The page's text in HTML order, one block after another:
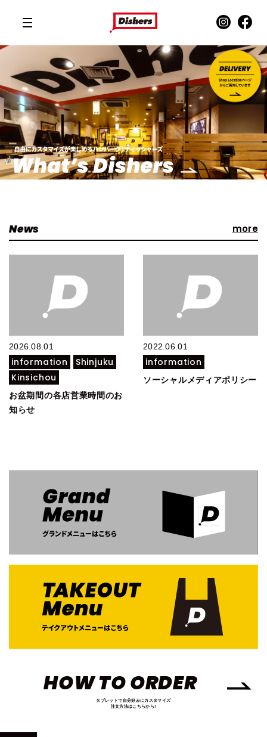
News more
2026.08.01
information
Shinjuku
Kinsichou
お盆期間の各店営業時間のお
知らせ
2022.06.01
information
ソーシャルメディアポリシー
HOW TO ORDER
タブレットで自分好みにカスタマイズ
注文方法はこちらから!